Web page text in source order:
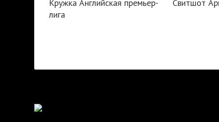
Кружка Английская премьер-
лига
Свитшот